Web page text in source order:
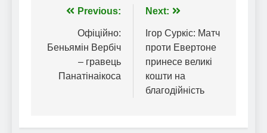
Навігація
записів
Previous:
Офіційно:
Беньямін Вербіч
– гравець
Панатінаікоса
Next:
Ігор Суркіс: Матч
проти Евертоне
принесе великі
кошти на
благодійність